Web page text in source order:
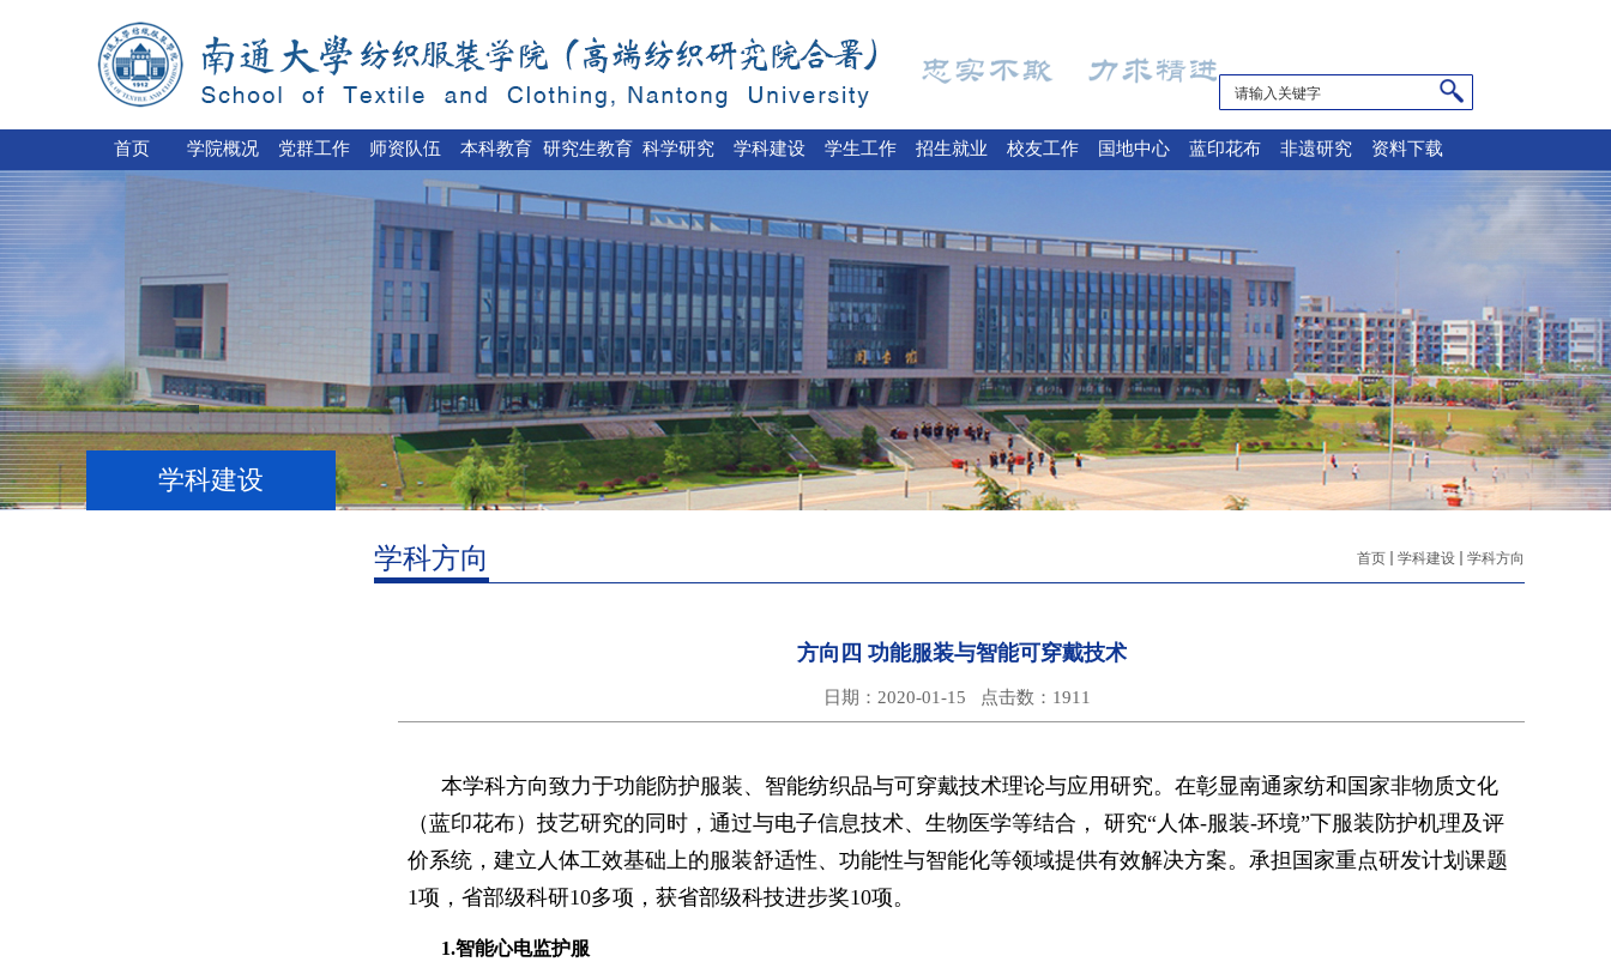
首页 学院概况 党群工作 师资队伍 本科教育 研究生教育 科学研究 学科建设 学生工作 招生就业 校友工作 国地中心 蓝印花布 非遗研究 资料下载
学科建设
学科方向 首页 学科建设 学科方向
方向四 功能服装与智能可穿戴技术
日期：2020-01-15 点击数： 1911
本学科方向致力于功能防护服装、智能纺织品与可穿戴技术理论与应用研究。在彰显南通家纺和国家非物质文化
（蓝印花布）技艺研究的同时，通过与电子信息技术、生物医学等结合， 研究“人体-服装-环境”下服装防护机理及评
价系统，建立人体工效基础上的服装舒适性、功能性与智能化等领域提供有效解决方案。承担国家重点研发计划课题
1项 ，省部级科研10多项，获省部级科技进步奖10项。
1.智能心电监护服